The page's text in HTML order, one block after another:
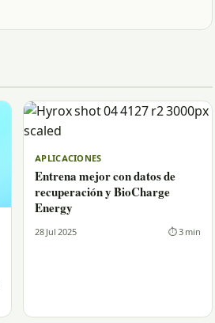
APLICACIONES
Entrena mejor con datos de
recuperación y BioCharge
Energy
28 Jul 2025 ⏱ 3 min